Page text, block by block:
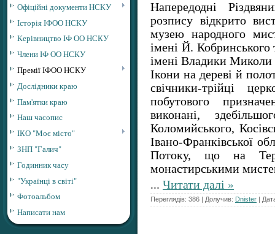
Офіційні документи НСКУ
Історія ІФОО НСКУ
Керівництво ІФ ОО НСКУ
Члени ІФ ОО НСКУ
Премії ІФОО НСКУ
Дослідники краю
Пам'ятки краю
Наш часопис
ІКО "Моє місто"
ЗНП "Галич"
Годинник часу
"Українці в світі"
Фотоальбом
Написати нам
Напередодні
розпису відкрито
музею народного
імені Й.
імені Владики Миколи
Ікони на дереві й
свічники-трійці
побутового
виконані,
Коломийського,
Івано-Франківської
Потоку, що на
монастирськими
... Читати далі »
Переглядів: 386 | Долучив: Dnister |